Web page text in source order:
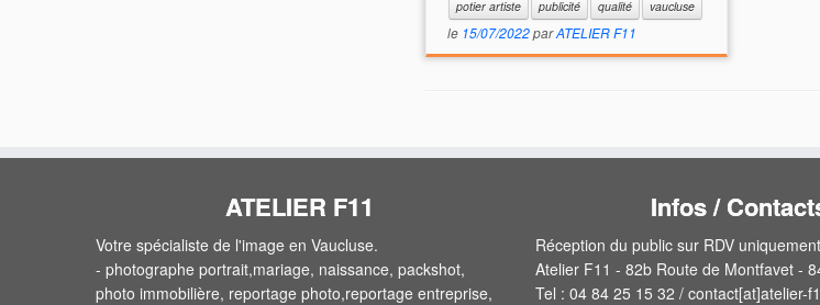
potier artiste
publicité qualité vaucluse
le 15/07/2022parATELIER F11
ATELIER F11
Votre spécialiste de l'image en Vaucluse.
- photographe portrait,mariage, naissance, packshot,
photo immobilière, reportage photo,reportage entreprise,
Infos /
Réception du public sur RDV
Atelier F11 - 82b Route de Montfavet -
Tel : 04 84 25 15 32 / contact[at]atelier-